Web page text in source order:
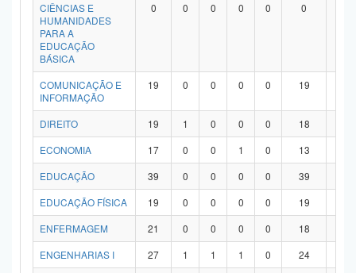
CIÊNCIAS E
HUMANIDADES
PARA A
EDUCAÇÃO
BÁSICA
0 0 0 0 0 0
COMUNICAÇÃO E
INFORMAÇÃO
19 0 0 0 0 19
DIREITO 19 1 0 0 0 18
ECONOMIA
17 0 0 1 0 13
EDUCAÇÃO
39 0 0 0 0 39
EDUCAÇÃO FÍSICA
19 0 0 0 0 19
ENFERMAGEM
21 0 0 0 0 18
ENGENHARIAS I
27 1 1 1 0 24